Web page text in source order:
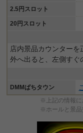
2.5円スロット
20円スロット
店内景品カウンター
外へ出ると、左側すぐ
DMMぱちタウン
※上記の情報に
※ホールと景品